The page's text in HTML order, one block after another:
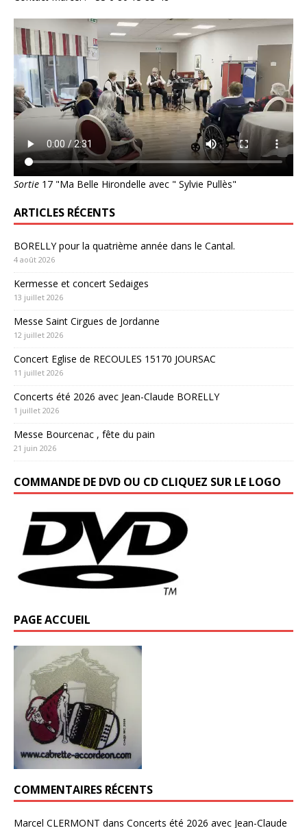
Sortie 17 "Ma Belle Hirondelle avec " Sylvie Pullès"
ARTICLES RÉCENTS
BORELLY pour la quatrième année dans le Cantal.
4 août 2026
Kermesse et concert Sedaiges
13 juillet 2026
Messe Saint Cirgues de Jordanne
12 juillet 2026
Concert Eglise de RECOULES 15170 JOURSAC
11 juillet 2026
Concerts été 2026 avec Jean-Claude BORELLY
1 juillet 2026
Messe Bourcenac , fête du pain
21 juin 2026
COMMANDE DE DVD OU CD CLIQUEZ SUR LE LOGO
PAGE ACCUEIL
COMMENTAIRES RÉCENTS
Marcel CLERMONT dans Concerts été 2026 avec Jean-Claude